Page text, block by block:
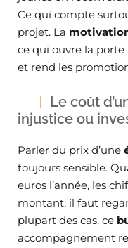
Ce qui compte
projet. La
ce qui ouvre la
et rend les
Le coût
injustice ou
Parler du prix d’une
toujours sensible.
euros l’année, les
montant, il faut
plupart des cas, ce
accompagnement